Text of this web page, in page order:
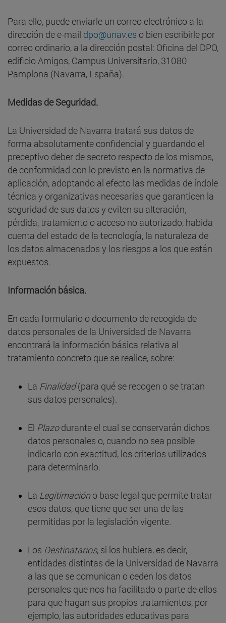
Para ello, puede enviarle un correo electrónico a la
dirección de e-mail dpo@unav.es o bien escribirle por
correo ordinario, a la dirección postal: Oficina del DPO,
edificio Amigos, Campus Universitario, 31080
Pamplona (Navarra, España).
Medidas de Seguridad.
La Universidad de Navarra tratará sus datos de
forma absolutamente confidencial y guardando el
preceptivo deber de secreto respecto de los mismos,
de conformidad con lo previsto en la normativa de
aplicación, adoptando al efecto las medidas de índole
técnica y organizativas necesarias que garanticen la
seguridad de sus datos y eviten su alteración,
pérdida, tratamiento o acceso no autorizado, habida
cuenta del estado de la tecnología, la naturaleza de
los datos almacenados y los riesgos a los que están
expuestos.
Información básica.
En cada formulario o documento de recogida de
datos personales de la Universidad de Navarra
encontrará la información básica relativa al
tratamiento concreto que se realice, sobre:
La Finalidad(para qué se recogen o se tratan
sus datos personales).
El Plazodurante el cual se conservarán dichos
datos personales o, cuando no sea posible
indicarlo con exactitud, los criterios utilizados
para determinarlo.
La Legitimacióno base legal que permite tratar
esos datos, que tiene que ser una de las
permitidas por la legislación vigente.
Los Destinatarios, si los hubiera, es decir,
entidades distintas de la Universidad de Navarra
a las que se comunican o ceden los datos
personales que nos ha facilitado o parte de ellos
para que hagan sus propios tratamientos, por
ejemplo, las autoridades educativas para